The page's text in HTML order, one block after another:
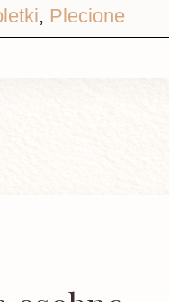
, Plecione